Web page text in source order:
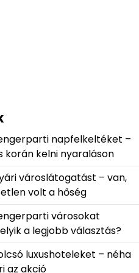
napfelkeltéket –
korán kelni nyaraláson
városlátogatást – van,
volt a hőség
városokat
a legjobb választás?
luxushoteleket – néha
az akció